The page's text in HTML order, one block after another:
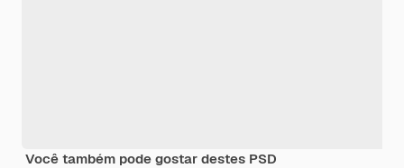
Você também pode gostar destes PSD